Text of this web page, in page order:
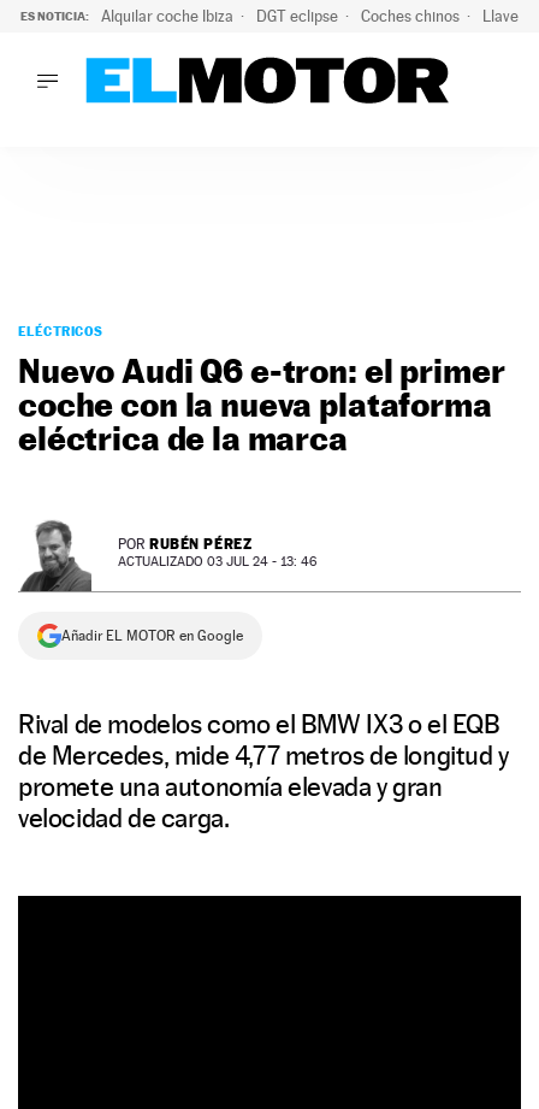
ES NOTICIA: Alquilar coche Ibiza DGT eclipse Coches chinos Llaves
PODCAST
MOTOS
TECNOLOGÍA
SUPERCOCHES
SERVICIOS
NEWSLETTER
SÍGUENOS
ELÉCTRICOS
Nuevo Audi Q6 e-tron: el primer
coche con la nueva plataforma
eléctrica de la marca
POR RUBÉN PÉREZ
ACTUALIZADO 03 JUL 24 - 13: 46
Añadir EL MOTOR en Google
Rival de modelos como el BMW IX3 o el EQB
de Mercedes, mide 4,77 metros de longitud y
promete una autonomía elevada y gran
velocidad de carga.